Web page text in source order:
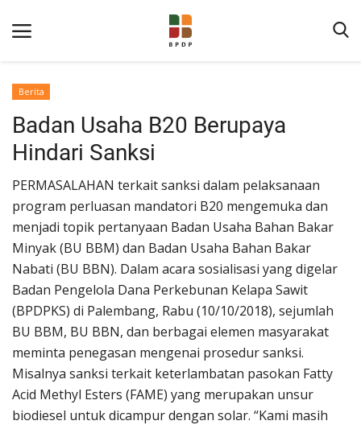
Home
Tentang BPDP
Informasi Publik
Program Layanan
Berita
Pengumuman
Tentang Sawit
Berita
Badan Usaha B20 Berupaya
Hindari Sanksi
PERMASALAHAN terkait sanksi dalam pelaksanaan
program perluasan mandatori B20 mengemuka dan
menjadi topik pertanyaan Badan Usaha Bahan Bakar
Minyak (BU BBM) dan Badan Usaha Bahan Bakar
Nabati (BU BBN). Dalam acara sosialisasi yang digelar
Badan Pengelola Dana Perkebunan Kelapa Sawit
(BPDPKS) di Palembang, Rabu (10/10/2018), sejumlah
BU BBM, BU BBN, dan berbagai elemen masyarakat
meminta penegasan mengenai prosedur sanksi.
Misalnya sanksi terkait keterlambatan pasokan Fatty
Acid Methyl Esters (FAME) yang merupakan unsur
biodiesel untuk dicampur dengan solar. “Kami masih